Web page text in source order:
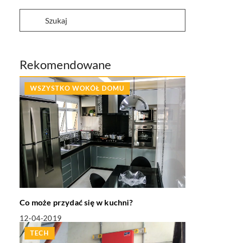
Rekomendowane
WSZYSTKO WOKÓŁ DOMU
Co może przydać się w kuchni?
12-04-2019
TECH